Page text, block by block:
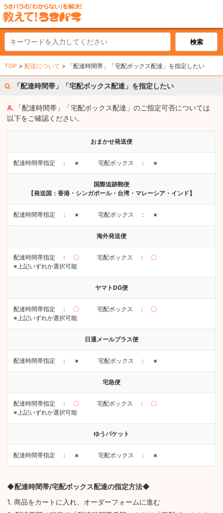
TOP 配送について 「配達時間帯」「宅配ボックス配達」を指定したい
「配達時間帯」「宅配ボックス配達」を指定したい
「配達時間帯」「宅配ボックス配達」のご指定可否については
以下をご確認ください。
おまかせ発送便
配達時間帯指定 ： × 宅配ボックス ： ×
国際追跡郵便
【発送国：香港・シンガポール・台湾・マレーシア・インド】
配達時間帯指定 ： × 宅配ボックス ： ×
海外発送便
配達時間帯指定 ： 〇 宅配ボックス ： 〇
※上記いずれか選択可能
ヤマトDG便
配達時間帯指定 ： 〇 宅配ボックス ： 〇
※上記いずれか選択可能
日通メールプラス便
配達時間帯指定 ： × 宅配ボックス ： ×
宅急便
配達時間帯指定 ： 〇 宅配ボックス ： 〇
※上記いずれか選択可能
ゆうパケット
配達時間帯指定 ： × 宅配ボックス ： ×
◆配達時間帯/宅配ボックス配達の指定方法◆
1. 商品をカートに入れ、オーダーフォームに進む